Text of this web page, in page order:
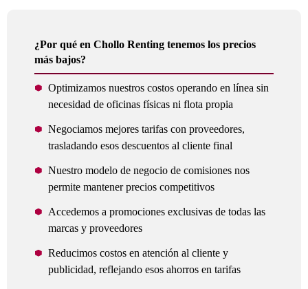
¿Por qué en Chollo Renting tenemos los precios
más bajos?
Optimizamos nuestros costos operando en línea sin
necesidad de oficinas físicas ni flota propia
Negociamos mejores tarifas con proveedores,
trasladando esos descuentos al cliente final
Nuestro modelo de negocio de comisiones nos
permite mantener precios competitivos
Accedemos a promociones exclusivas de todas las
marcas y proveedores
Reducimos costos en atención al cliente y
publicidad, reflejando esos ahorros en tarifas